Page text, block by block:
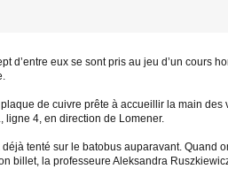
d’entre eux se sont pris au jeu d’un cours
de cuivre prête à accueillir la main
ligne 4, en direction de Lomener.
tenté sur le batobus auparavant. Quand
billet, la professeure Aleksandra